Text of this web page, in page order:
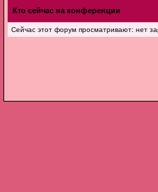
Кто сейчас на конференции
Сейчас этот форум просматривают: нет